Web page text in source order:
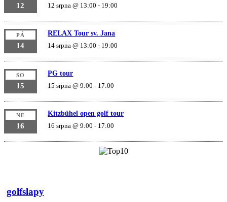
12
12 srpna @ 13:00 - 19:00
PÁ
14
RELAX Tour sv. Jana
14 srpna @ 13:00 - 19:00
SO
15
PG tour
15 srpna @ 9:00 - 17:00
NE
16
Kitzbühel open golf tour
16 srpna @ 9:00 - 17:00
golfslapy